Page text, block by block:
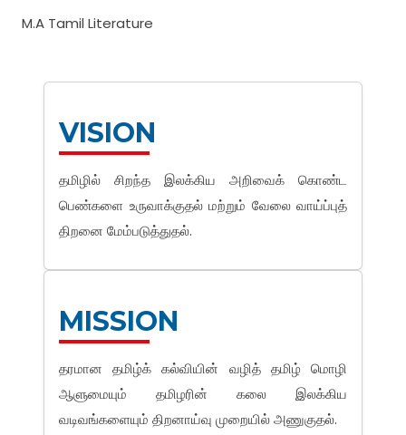
M.A Tamil Literature
VISION
தமிழில் சிறந்த இலக்கிய அறிவைக் கொண்ட
பெண்களை உருவாக்குதல் மற்றும் வேலை வாய்ப்புத்
திறனை மேம்படுத்துதல்.
MISSION
தரமான தமிழ்க் கல்வியின் வழித் தமிழ் மொழி
ஆளுமையும் தமிழரின் கலை இலக்கிய
வடிவங்களையும் திறனாய்வு முறையில் அணுகுதல்.